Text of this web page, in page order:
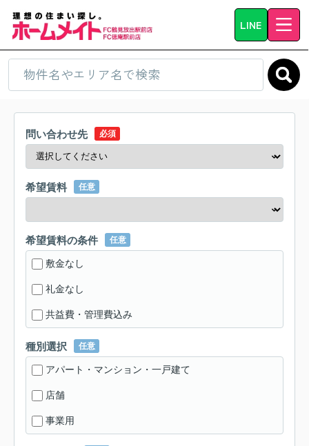
LINE
問い合わせ先 必須
希望賃料 任意
希望賃料の条件 任意
敷金なし
礼金なし
共益費・管理費込み
種別選択 任意
アパート・マンション・一戸建て
店舗
事業用